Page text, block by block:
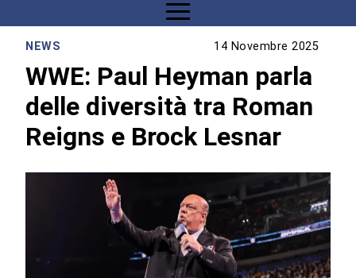
NEWS 14 Novembre 2025
WWE: Paul Heyman parla
delle diversità tra Roman
Reigns e Brock Lesnar